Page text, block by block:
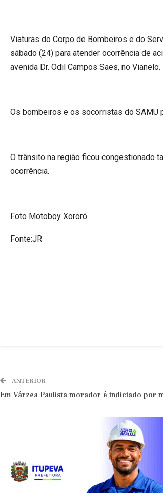
Viaturas do Corpo de Bombeiros e do
sábado (24) para atender ocorrência de
avenida Dr. Odil Campos Saes, no Vianelo.
Os bombeiros e os socorristas do SAMU
O trânsito na região ficou congestionado
ocorrência.
Foto Motoboy Xororó
Fonte:JR
ANTERIOR
Em Várzea Paulista morador é indiciado por